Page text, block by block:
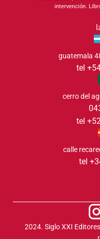
intervención.
guatemala
tel
cerro del
tel
calle
tel
2024. Siglo XXI